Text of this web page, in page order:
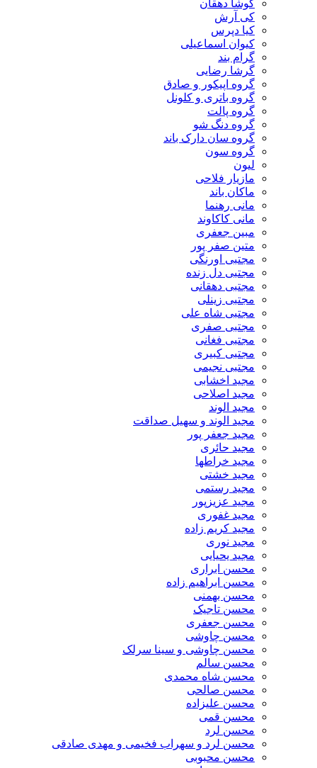
کوشا دهقان
کی آرش
کیا دپرس
کیوان اسماعیلی
گرام بند
گرشا رضایی
گروه اپیکور و صادق
گروه باتری و کلونل
گروه پالت
گروه دنگ شو
گروه سان دارک باند
گروه سون
لیون
مازیار فلاحی
ماکان باند
مانی رهنما
مانی کاکاوند
مبین جعفری
متین صفر پور
مجتبی اورنگی
مجتبی دل زنده
مجتبی دهقانی
مجتبی زینلی
مجتبی شاه علی
مجتبی صفری
مجتبی فغانی
مجتبی کبیری
مجتبی نجیمی
مجید اخشابی
مجید اصلاحی
مجید الوند‎
مجید الوند و سهیل صداقت
مجید جعفر پور
مجید حائری
مجید خراطها
مجید خشتی
مجید رستمی
مجید عزیزپور
مجید غفوری
مجید کریم زاده
مجید نوری
مجید یحیایی
محسن ابراری
محسن ابراهیم زاده
محسن بهمنی
محسن تاجیک
محسن جعفری
محسن چاوشی
محسن چاوشی و سینا سرلک
محسن سالم
محسن شاه محمدی
محسن صالحی
محسن علیزاده
محسن قمی
محسن لرد
محسن لرد و سهراب فخیمی و مهدی صادقی
محسن محبوبی